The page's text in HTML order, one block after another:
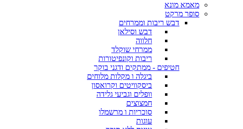
מאמא מונא
סופר מרקט
דבש ריבות וממרחים
דבש וסילאן
חלווה
ממרחי שוקלד
ריבות וקונפיטורות
חטיפים - ממתקים ודגני בוקר
ביגלה ו מקלות מלוחים
ביסקוויטים וקרואסון
וופלים וגביעי גלידה
חמצוצים
סוכריות ו מרשמלו
עוגות